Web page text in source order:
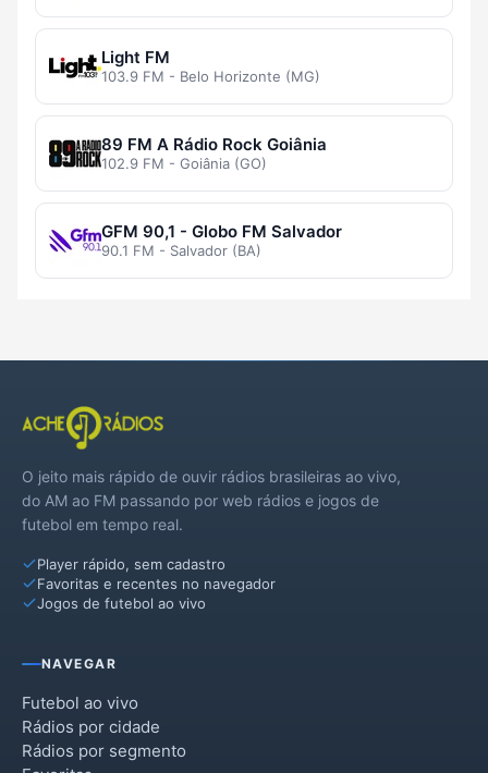
Light FM
103.9 FM - Belo Horizonte (MG)
89 FM A Rádio Rock Goiânia
102.9 FM - Goiânia (GO)
GFM 90,1 - Globo FM Salvador
90.1 FM - Salvador (BA)
O jeito mais rápido de ouvir rádios brasileiras ao vivo,
do AM ao FM passando por web rádios e jogos de
futebol em tempo real.
Player rápido, sem cadastro
Favoritas e recentes no navegador
Jogos de futebol ao vivo
NAVEGAR
Futebol ao vivo
Rádios por cidade
Rádios por segmento